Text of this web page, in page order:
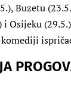
Buzetu
i Osijeku